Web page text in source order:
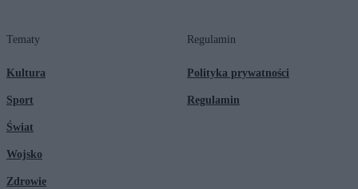
Tematy
Kultura
Sport
Świat
Wojsko
Zdrowie
Regulamin
Polityka prywatności
Regulamin